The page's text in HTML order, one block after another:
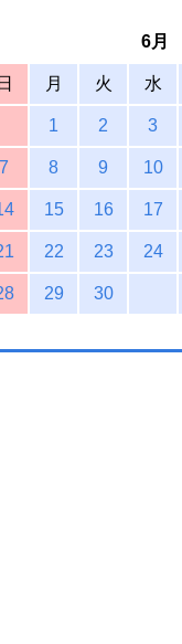
6月
日 月 火 水
1 2 3
7 8 9 10
15 16 17
22 23 24
29 30